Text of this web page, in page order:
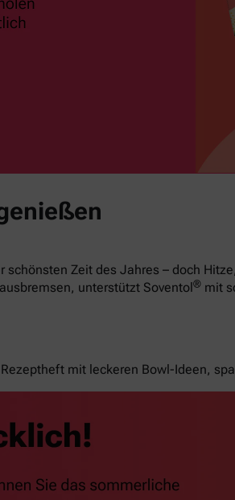
schönsten Zeit des Jahres – doch
unterstützt Soventol® mit
mit leckeren Bowl-Ideen,